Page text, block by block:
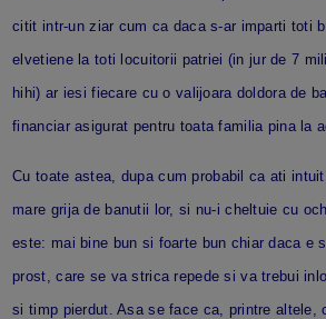
citit intr-un ziar cum ca daca s-ar imparti toti
elvetiene la toti locuitorii patriei (in jur de 7
hihi) ar iesi fiecare cu o valijoara doldora de
financiar asigurat pentru toata familia pina la
Cu toate astea, dupa cum probabil ca ati
mare grija de banutii lor, si nu-i cheltuie cu
este: mai bine bun si foarte bun chiar daca e
prost, care se va strica repede si va trebui
si timp pierdut. Asa se face ca, printre altele,